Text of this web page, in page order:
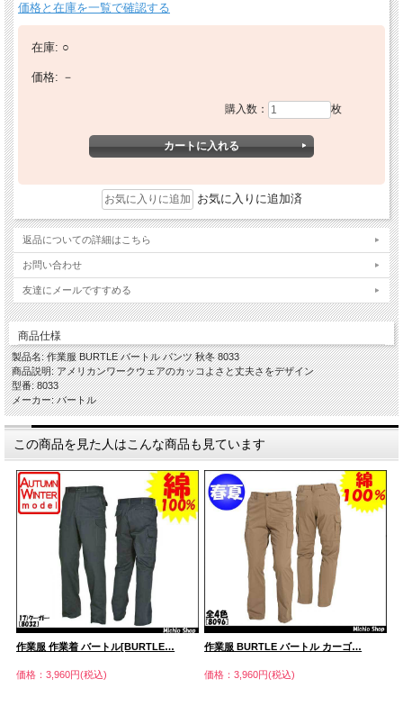
価格と在庫を一覧で確認する
在庫: ○
価格: －
購入数： 枚
お気に入りに追加済
返品についての詳細はこちら
お問い合わせ
友達にメールですすめる
商品仕様
製品名: 作業服 BURTLE バートル パンツ 秋冬 8033
商品説明: アメリカンワークウェアのカッコよさと丈夫さをデザイン
型番: 8033
メーカー: バートル
この商品を見た人はこんな商品も見ています
作業服 作業着 バートル[BURTLE…
価格：3,960円(税込)
作業服 BURTLE バートル カーゴ…
価格：3,960円(税込)